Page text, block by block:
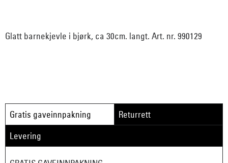
Glatt barnekjevle i bjørk, ca 30cm. langt. Art. nr. 990129
Gratis gaveinnpakning
Returrett
Levering